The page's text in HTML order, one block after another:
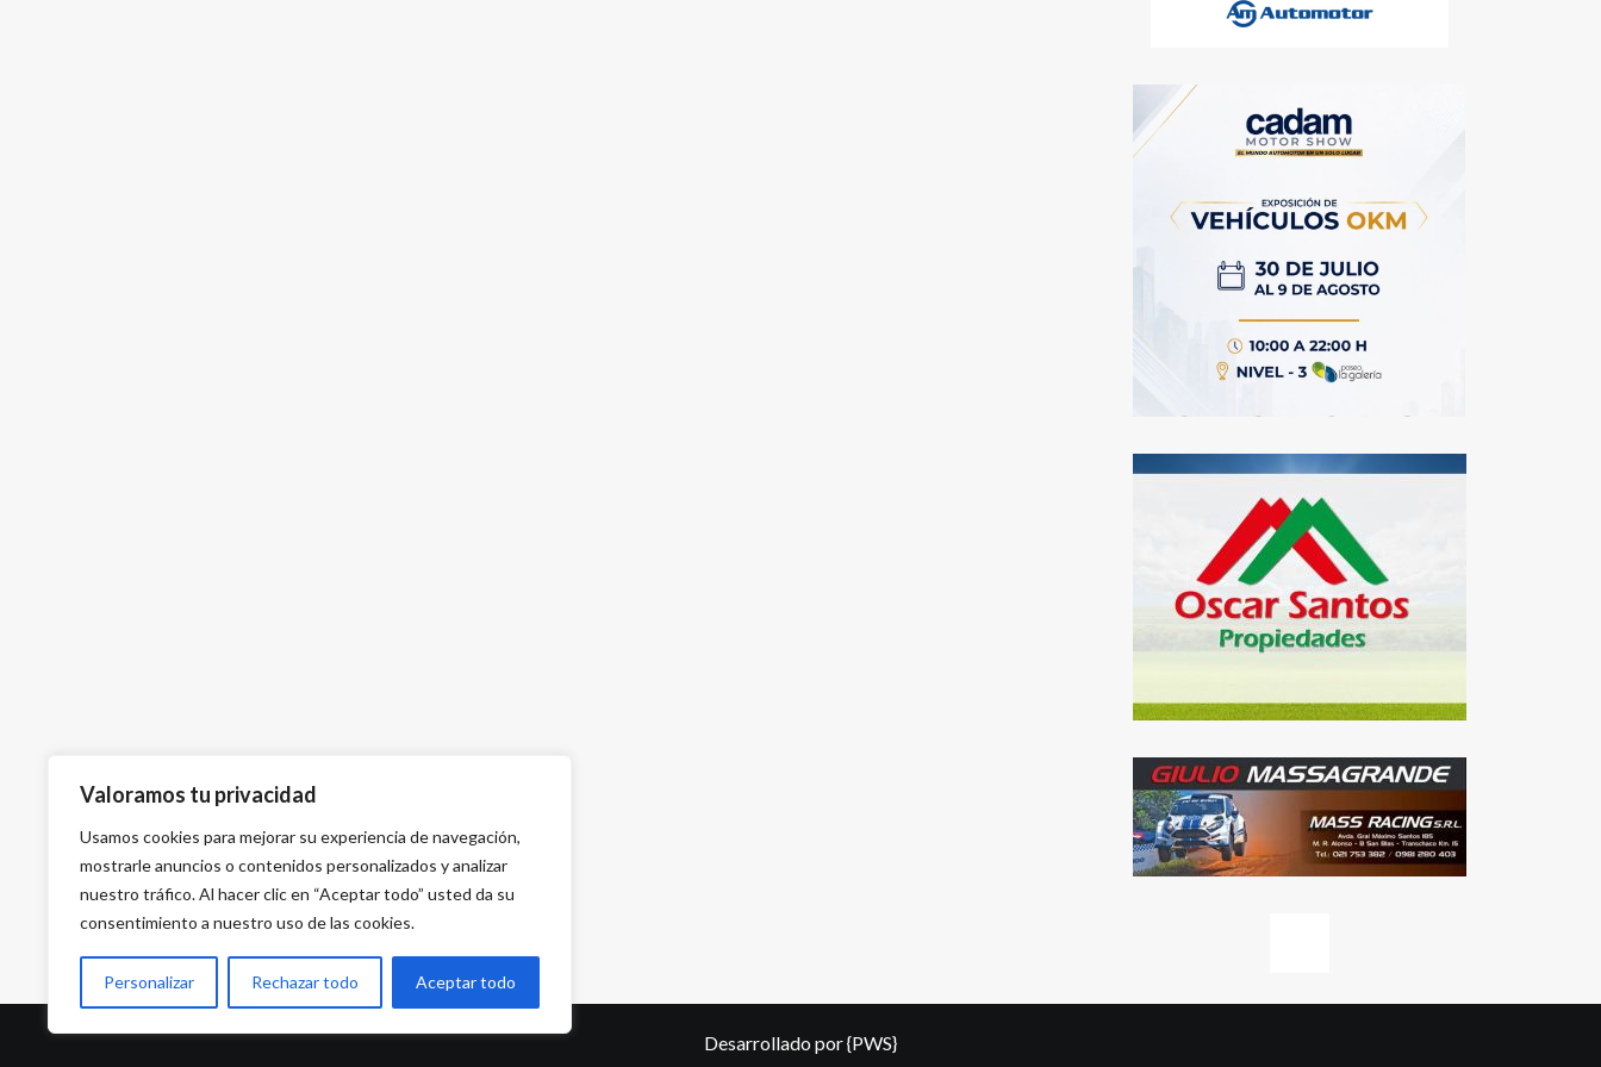
Valoramos tu privacidad
Usamos cookies para mejorar su experiencia de navegación,
mostrarle anuncios o contenidos personalizados y analizar
nuestro tráfico. Al hacer clic en “Aceptar todo” usted da su
consentimiento a nuestro uso de las cookies.
Personalizar Rechazar todo Aceptar todo
Desarrollado por{PWS}